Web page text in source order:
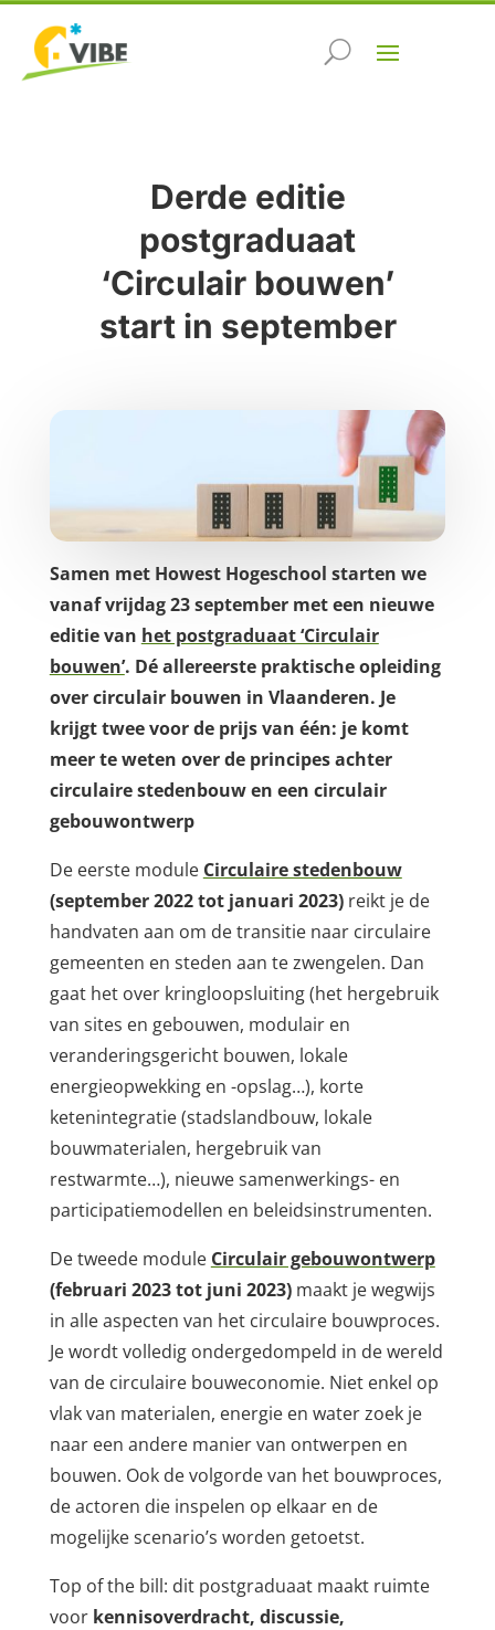
Derde editie
postgraduaat
‘Circulair bouwen’
start in september
Samen met Howest Hogeschool starten we
vanaf vrijdag 23 september met een nieuwe
editie van het postgraduaat ‘Circulair
bouwen’. Dé allereerste praktische opleiding
over circulair bouwen in Vlaanderen. Je
krijgt twee voor de prijs van één: je komt
meer te weten over de principes achter
circulaire stedenbouw en een circulair
gebouwontwerp
De eerste module Circulaire stedenbouw
(september 2022 tot januari 2023) reikt je de
handvaten aan om de transitie naar circulaire
gemeenten en steden aan te zwengelen. Dan
gaat het over kringloopsluiting (het hergebruik
van sites en gebouwen, modulair en
veranderingsgericht bouwen, lokale
energieopwekking en -opslag…), korte
ketenintegratie (stadslandbouw, lokale
bouwmaterialen, hergebruik van
restwarmte…), nieuwe samenwerkings- en
participatiemodellen en beleidsinstrumenten.
De tweede module Circulair gebouwontwerp
(februari 2023 tot juni 2023) maakt je wegwijs
in alle aspecten van het circulaire bouwproces.
Je wordt volledig ondergedompeld in de wereld
van de circulaire bouweconomie. Niet enkel op
vlak van materialen, energie en water zoek je
naar een andere manier van ontwerpen en
bouwen. Ook de volgorde van het bouwproces,
de actoren die inspelen op elkaar en de
mogelijke scenario’s worden getoetst.
Top of the bill: dit postgraduaat maakt ruimte
voor kennisoverdracht, discussie,